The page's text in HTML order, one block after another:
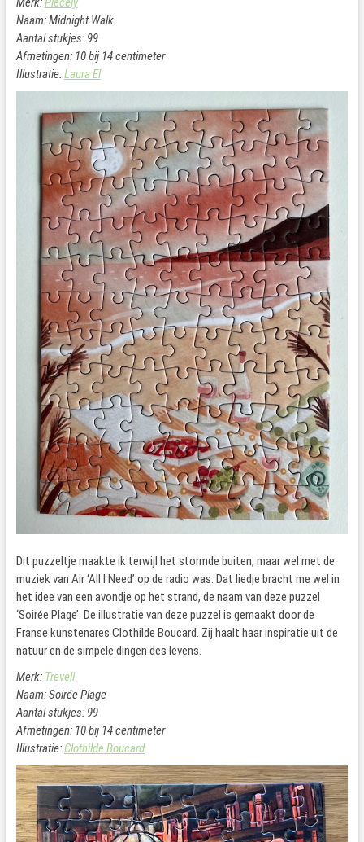
Naam: Midnight Walk
Aantal stukjes: 99
Afmetingen: 10 bij 14 centimeter
Illustratie:Laura El
Dit puzzeltje maakte ik terwijl het stormde buiten, maar wel met de
muziek van Air ‘All I Need’ op de radio was. Dat liedje bracht me wel in
het idee van een avondje op het strand, de naam van deze puzzel
‘Soirée Plage’. De illustratie van deze puzzel is gemaakt door de
Franse kunstenares Clothilde Boucard. Zij haalt haar inspiratie uit de
natuur en de simpele dingen des levens.
Merk: Trevell
Naam: Soirée Plage
Aantal stukjes: 99
Afmetingen: 10 bij 14 centimeter
Illustratie: Clothilde Boucard